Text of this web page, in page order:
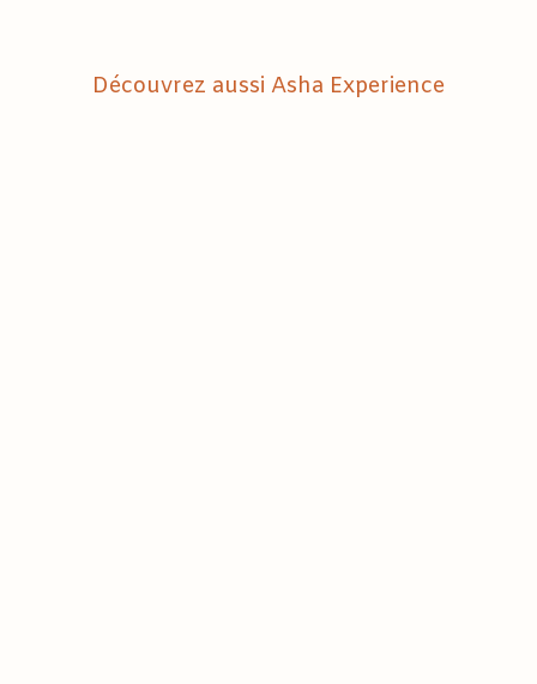
Découvrez aussi Asha Experience